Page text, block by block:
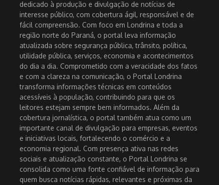
dedicado à produção e divulgação de notícias de
interesse público, com cobertura ágil, responsável e de
fácil compreensão. Com foco em Londrina e toda a
região norte do Paraná, o portal leva informação
atualizada sobre segurança pública, trânsito, política,
utilidade pública, serviços, economia e acontecimentos
do dia a dia. Comprometido com a veracidade dos fatos
e com a clareza na comunicação, o Portal Londrina
transforma informações técnicas em conteúdos
acessíveis à população, contribuindo para que os
leitores estejam sempre bem informados. Além da
cobertura jornalística, o portal também atua como um
importante canal de divulgação para empresas, eventos
e iniciativas locais, fortalecendo o comércio e a
economia regional. Com presença ativa nas redes
sociais e atualização constante, o Portal Londrina se
consolida como uma fonte confiável de informação para
quem busca notícias rápidas, relevantes e próximas da